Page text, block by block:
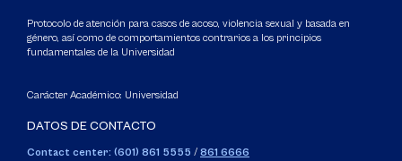
Protocolo de atención para casos de acoso, violencia sexual y basada en
género, así como de comportamientos contrarios a los principios
fundamentales de la Universidad
Carácter Académico: Universidad
DATOS DE CONTACTO
Contact center: (601) 861 5555 / 861 6666